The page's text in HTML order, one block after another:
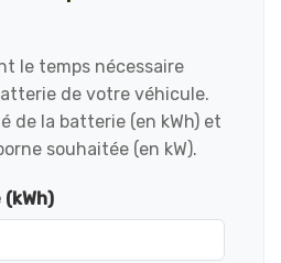
le temps nécessaire
de votre véhicule.
de la batterie (en kWh) et
souhaitée (en kW).